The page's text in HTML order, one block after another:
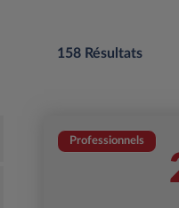
158 Résultats
Professionnels